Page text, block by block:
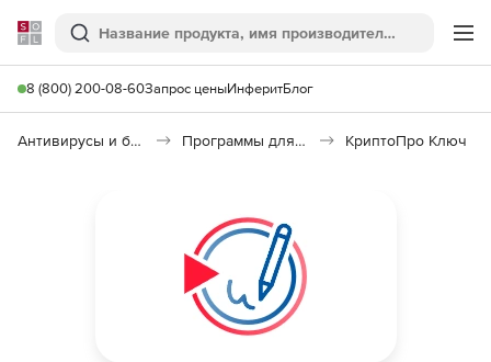
Softline
Поиск
8 (800) 200-08-60Запрос ценыИнферитБлог
Антивирусы и безопасность Программы для защиты информации КриптоПро Ключ